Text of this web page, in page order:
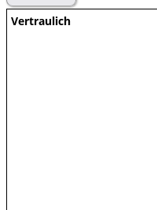
Vertraulich